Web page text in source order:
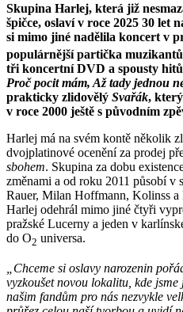
Skupina Harlej, která již
špičce, oslaví v roce 2025 30 let
si mimo jiné nadělila koncert v
populárnější partička
tři koncertní DVD a spousty
Proč pocit mám, Až tady jednou
prakticky zlidovělý Svařák,
v roce 2000 ještě s původním
Harlej má na svém kontě několik
dvojplatinové ocenění za prodej
sbohem. Skupina za dobu
změnami a od roku 2011 působí v
Rauer, Milan Hoffmann, Kolinss
Harlej odehrál mimo jiné čtyři
pražské Lucerny a jeden v
do O2 universa.
„Chceme si oslavy narozenin
vyzkoušet novou lokalitu, kde
našim fandům pro nás nezvykle